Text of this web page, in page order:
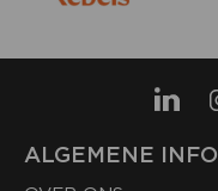
ALGEMENE INFO